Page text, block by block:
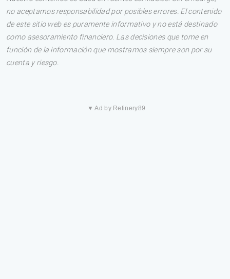
no aceptamos responsabilidad por posibles errores. El contenido
de este sitio web es puramente informativo y no está destinado
como asesoramiento financiero. Las decisiones que tome en
función de la información que mostramos siempre son por su
cuenta y riesgo.
▼ Ad by Refinery89